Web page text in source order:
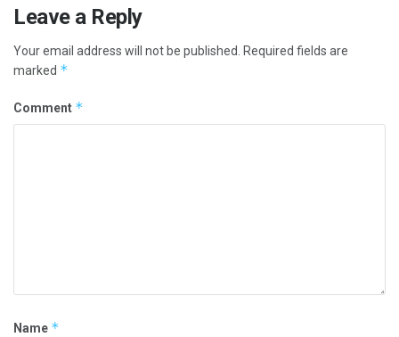
Leave a Reply
Your email address will not be published. Required fields are
marked *
Comment *
Name *